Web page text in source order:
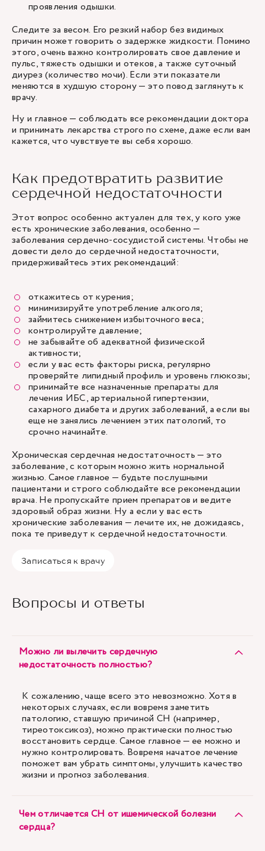
проявления одышки.
Следите за весом. Его резкий набор без видимых
причин может говорить о задержке жидкости. Помимо
этого, очень важно контролировать свое давление и
пульс, тяжесть одышки и отеков, а также суточный
диурез (количество мочи). Если эти показатели
меняются в худшую сторону — это повод заглянуть к
врачу.
Ну и главное — соблюдать все рекомендации доктора
и принимать лекарства строго по схеме, даже если вам
кажется, что чувствуете вы себя хорошо.
Как предотвратить развитие
сердечной недостаточности
Этот вопрос особенно актуален для тех, у кого уже
есть хронические заболевания, особенно —
заболевания сердечно-сосудистой системы. Чтобы не
довести дело до сердечной недостаточности,
придерживайтесь этих рекомендаций:
откажитесь от курения;
минимизируйте употребление алкоголя;
займитесь снижением избыточного веса;
контролируйте давление;
не забывайте об адекватной физической
активности;
если у вас есть факторы риска, регулярно
проверяйте липидный профиль и уровень глюкозы;
принимайте все назначенные препараты для
лечения ИБС, артериальной гипертензии,
сахарного диабета и других заболеваний, а если вы
еще не занялись лечением этих патологий, то
срочно начинайте.
Хроническая сердечная недостаточность — это
заболевание, с которым можно жить нормальной
жизнью. Самое главное — будьте послушными
пациентами и строго соблюдайте все рекомендации
врача. Не пропускайте прием препаратов и ведите
здоровый образ жизни. Ну а если у вас есть
хронические заболевания — лечите их, не дожидаясь,
пока те приведут к сердечной недостаточности.
Записаться к врачу
Вопросы и ответы
Можно ли вылечить сердечную
недостаточность полностью?
К сожалению, чаще всего это невозможно. Хотя в
некоторых случаях, если вовремя заметить
патологию, ставшую причиной СН (например,
тиреотоксикоз), можно практически полностью
восстановить сердце. Самое главное — ее можно и
нужно контролировать. Вовремя начатое лечение
поможет вам убрать симптомы, улучшить качество
жизни и прогноз заболевания.
Чем отличается СН от ишемической болезни
сердца?